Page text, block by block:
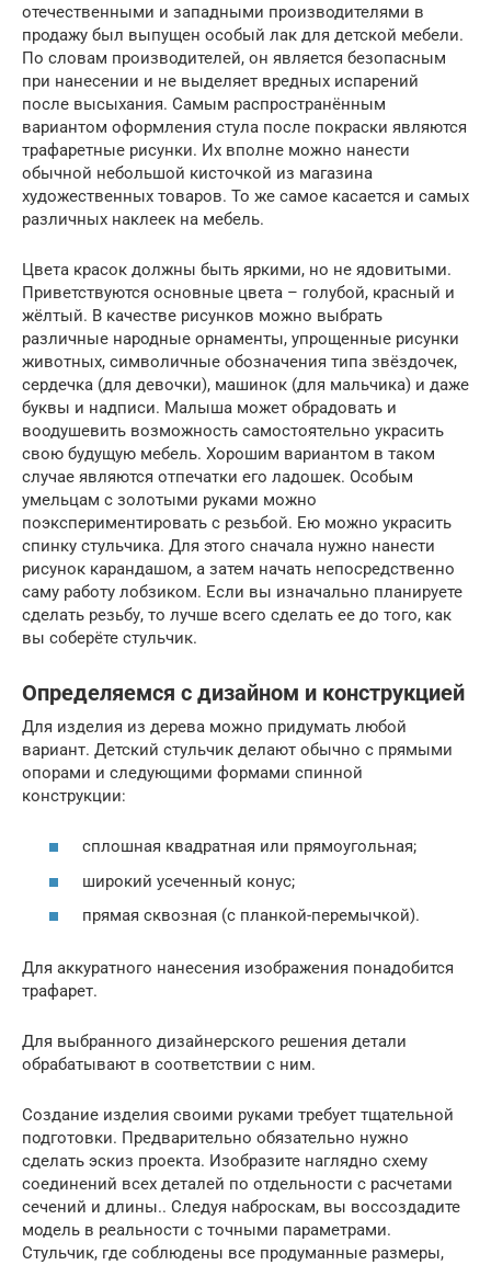
отечественными и западными производителями в
продажу был выпущен особый лак для детской мебели.
По словам производителей, он является безопасным
при нанесении и не выделяет вредных испарений
после высыхания. Самым распространённым
вариантом оформления стула после покраски являются
трафаретные рисунки. Их вполне можно нанести
обычной небольшой кисточкой из магазина
художественных товаров. То же самое касается и самых
различных наклеек на мебель.
Цвета красок должны быть яркими, но не ядовитыми.
Приветствуются основные цвета – голубой, красный и
жёлтый. В качестве рисунков можно выбрать
различные народные орнаменты, упрощенные рисунки
животных, символичные обозначения типа звёздочек,
сердечка (для девочки), машинок (для мальчика) и даже
буквы и надписи. Малыша может обрадовать и
воодушевить возможность самостоятельно украсить
свою будущую мебель. Хорошим вариантом в таком
случае являются отпечатки его ладошек. Особым
умельцам с золотыми руками можно
поэкспериментировать с резьбой. Ею можно украсить
спинку стульчика. Для этого сначала нужно нанести
рисунок карандашом, а затем начать непосредственно
саму работу лобзиком. Если вы изначально планируете
сделать резьбу, то лучше всего сделать ее до того, как
вы соберёте стульчик.
Определяемся с дизайном и конструкцией
Для изделия из дерева можно придумать любой
вариант. Детский стульчик делают обычно с прямыми
опорами и следующими формами спинной
конструкции:
сплошная квадратная или прямоугольная;
широкий усеченный конус;
прямая сквозная (с планкой-перемычкой).
Для аккуратного нанесения изображения понадобится
трафарет.
Для выбранного дизайнерского решения детали
обрабатывают в соответствии с ним.
Создание изделия своими руками требует тщательной
подготовки. Предварительно обязательно нужно
сделать эскиз проекта. Изобразите наглядно схему
соединений всех деталей по отдельности с расчетами
сечений и длины.. Следуя наброскам, вы воссоздадите
модель в реальности с точными параметрами.
Стульчик, где соблюдены все продуманные размеры,